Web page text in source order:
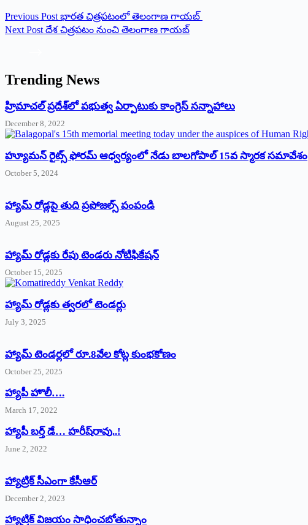
Previous Post భారత చిత్రపటంలో తెలంగాణ గాయబ్
Next Post దేశ చిత్ర‌ప‌టం నుంచి తెలంగాణ గాయ‌బ్‌
Trending News
‌హ్రిమాచల్‌ ‌ప్రదేశ్‌లో పభుత్వ ఏర్పాటుకు కాంగ్రెస్‌ ‌సన్నాహాలు
December 8, 2022
హ్యూమన్‌ రైట్స్‌ ఫోరమ్‌ ఆధ్వర్యంలో నేడు బాలగోపాల్‌ 15వ స్మారక సమావేశం
October 5, 2024
హ్యామ్‌ రోడ్లపై తుది ప్రపోజల్స్‌ పంపండి
August 25, 2025
హ్యామ్‌ రోడ్లకు రేపు టెండరు నోటిఫికేషన్‌
October 15, 2025
హ్యామ్‌ రోడ్లకు త్వరలో టెండర్లు
July 3, 2025
హ్యామ్‌ ‌టెండర్లలో రూ.8వేల కోట్ల కుంభకోణం
October 25, 2025
హ్యాపీ హొలీ….
March 17, 2022
హ్యాపీ బర్త్ ‌డే… హరీష్‌రావు..!
June 2, 2022
హ్యాట్రిక్‌ ‌సీఎంగా కేసీఆర్‌
December 2, 2023
హ్యాట్రిక్‌ విజయం సాధించబోతున్నాం